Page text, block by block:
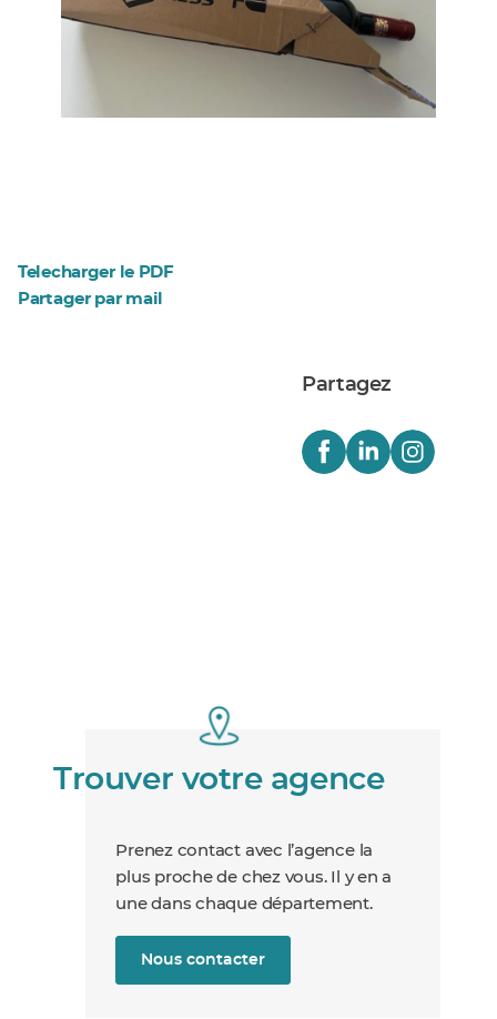
Telecharger le PDF
Partager par mail
Partagez
Trouver votre agence
Prenez contact avec l’agence la
plus proche de chez vous. Il y en a
une dans chaque département.
Nous contacter